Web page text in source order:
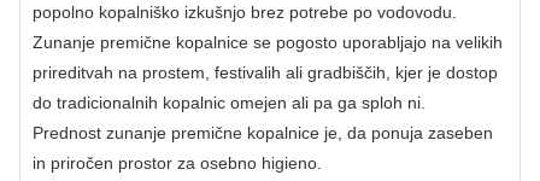
popolno kopalniško izkušnjo brez potrebe po vodovodu.
Zunanje premične kopalnice se pogosto uporabljajo na velikih
prireditvah na prostem, festivalih ali gradbiščih, kjer je dostop
do tradicionalnih kopalnic omejen ali pa ga sploh ni.
Prednost zunanje premične kopalnice je, da ponuja zaseben
in priročen prostor za osebno higieno.